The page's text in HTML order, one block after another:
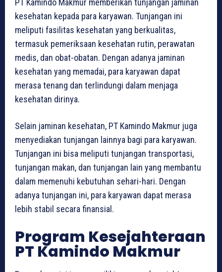
PT Kamindo Makmur memberikan tunjangan jaminan
kesehatan kepada para karyawan. Tunjangan ini
meliputi fasilitas kesehatan yang berkualitas,
termasuk pemeriksaan kesehatan rutin, perawatan
medis, dan obat-obatan. Dengan adanya jaminan
kesehatan yang memadai, para karyawan dapat
merasa tenang dan terlindungi dalam menjaga
kesehatan dirinya.
Selain jaminan kesehatan, PT Kamindo Makmur juga
menyediakan tunjangan lainnya bagi para karyawan.
Tunjangan ini bisa meliputi tunjangan transportasi,
tunjangan makan, dan tunjangan lain yang membantu
dalam memenuhi kebutuhan sehari-hari. Dengan
adanya tunjangan ini, para karyawan dapat merasa
lebih stabil secara finansial.
Program Kesejahteraan
PT Kamindo Makmur